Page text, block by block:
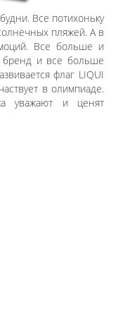
Все потихоньку
пляжей. А в
Все больше и
бренд и все больше
флаг LIQUI
в олимпиаде.
уважают и ценят